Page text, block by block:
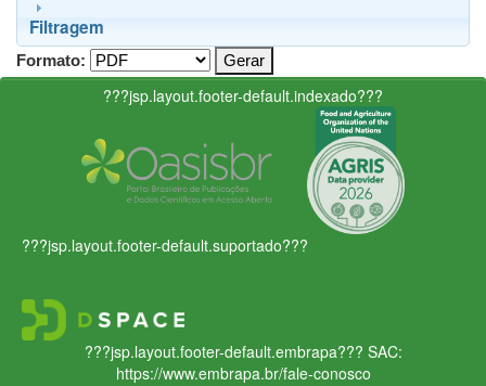
Filtragem
Formato:
???jsp.layout.footer-default.indexado???
???jsp.layout.footer-default.suportado???
???jsp.layout.footer-default.embrapa??? SAC:
https://www.embrapa.br/fale-conosco